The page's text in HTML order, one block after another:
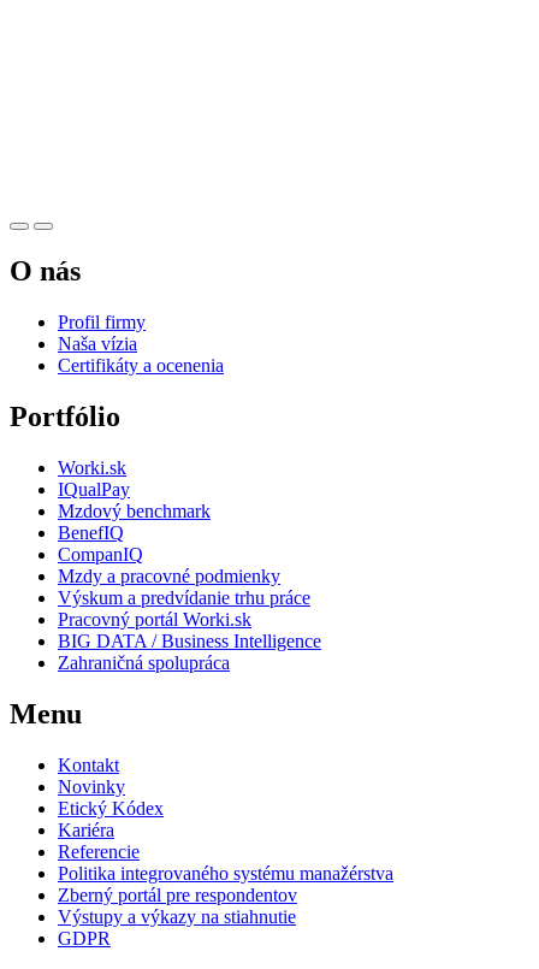
O nás
Profil firmy
Naša vízia
Certifikáty a ocenenia
Portfólio
Worki.sk
IQualPay
Mzdový benchmark
BenefIQ
CompanIQ
Mzdy a pracovné podmienky
Výskum a predvídanie trhu práce
Pracovný portál Worki.sk
BIG DATA / Business Intelligence
Zahraničná spolupráca
Menu
Kontakt
Novinky
Etický Kódex
Kariéra
Referencie
Politika integrovaného systému manažérstva
Zberný portál pre respondentov
Výstupy a výkazy na stiahnutie
GDPR